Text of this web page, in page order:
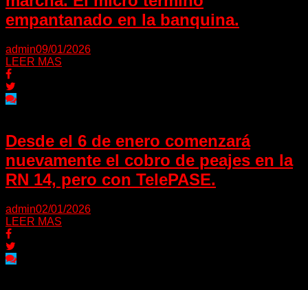
empantanado en la banquina.
admin09/01/2026
LEER MAS
Desde el 6 de enero comenzará
nuevamente el cobro de peajes en la
RN 14, pero con TelePASE.
admin02/01/2026
LEER MAS